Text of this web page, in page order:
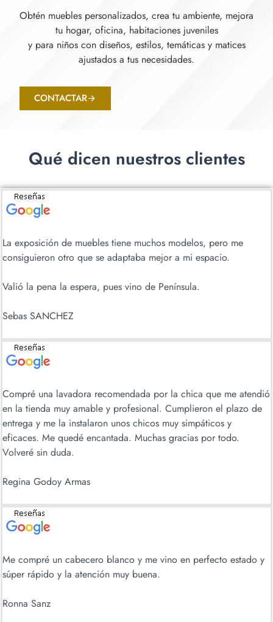
Obtén muebles personalizados, crea tu ambiente, mejora
tu hogar, oficina, habitaciones juveniles
y para niños con diseños, estilos, temáticas y matices
ajustados a tus necesidades.
CONTACTAR
Qué dicen nuestros clientes
La exposición de muebles tiene muchos modelos, pero me
consiguieron otro que se adaptaba mejor a mi espacio.
Valió la pena la espera, pues vino de Península.
Sebas SANCHEZ
Compré una lavadora recomendada por la chica que me atendió
en la tienda muy amable y profesional. Cumplieron el plazo de
entrega y me la instalaron unos chicos muy simpáticos y
eficaces. Me quedé encantada. Muchas gracias por todo.
Volveré sin duda.
Regina Godoy Armas
Me compré un cabecero blanco y me vino en perfecto estado y
súper rápido y la atención muy buena.
Ronna Sanz